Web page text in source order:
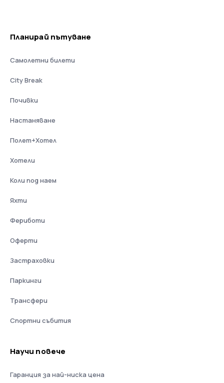
Планирай пътуване
Самолетни билети
City Break
Почивки
Настаняване
Полет+Хотел
Хотели
Коли под наем
Яхти
Фериботи
Оферти
Застраховки
Паркинги
Трансфери
Спортни събития
Научи повече
Гаранция за най-ниска цена